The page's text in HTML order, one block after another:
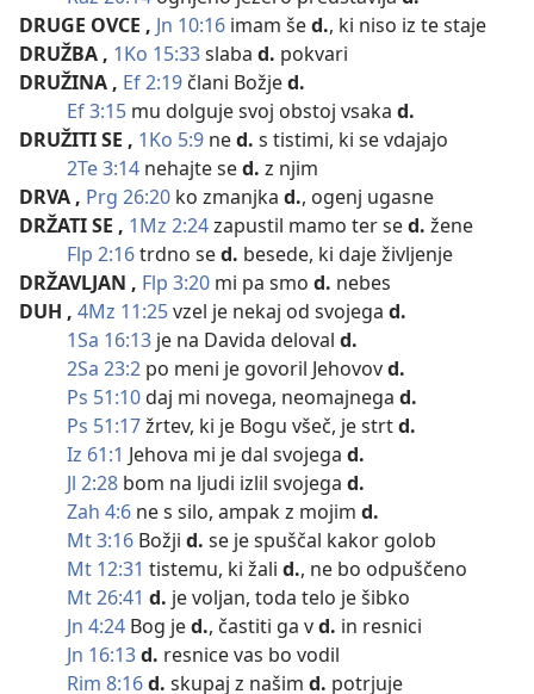
DRUGE OVCE , Jn 10:16 imam šed., ki niso iz te staje
DRUŽBA , 1Ko 15:33slaba d. pokvari
DRUŽINA , Ef 2:19 člani Božjed.
Ef 3:15 mu dolguje svoj obstoj vsaka d.
DRUŽITI SE , 1Ko 5:9 ned. s tistimi, ki se vdajajo
2Te 3:14 nehajte sed. z njim
DRVA , Prg 26:20 ko zmanjka d., ogenj ugasne
DRŽATI SE , 1Mz 2:24zapustil mamo ter sed. žene
Flp 2:16trdno sed. besede, ki daje življenje
DRŽAVLJAN , Flp 3:20 mi pa smo d. nebes
DUH , 4Mz 11:25vzel je nekaj od svojega d.
1Sa 16:13 je na Davida deloval d.
2Sa 23:2 po meni je govoril Jehovovd.
Ps 51:10daj mi novega, neomajnega d.
Ps 51:17žrtev, ki je Bogu všeč, je strtd.
Iz 61:1 Jehova mi je dal svojega d.
Jl 2:28 bom na ljudi izlil svojega d.
Zah 4:6 ne s silo, ampak z mojim d.
Mt 3:16 Božji d. se je spuščal kakor golob
Mt 12:31 tistemu, ki žali d., ne bo odpuščeno
Mt 26:41 d. je voljan, toda telo je šibko
Jn 4:24 Bog jed., častiti ga vd. in resnici
Jn 16:13d. resnice vas bo vodil
Rim 8:16d. skupaj z našim d. potrjuje